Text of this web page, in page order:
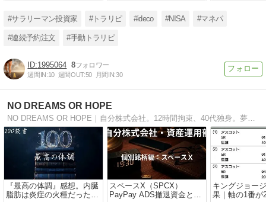
#サラリーマン投資家 #トラリピ #ideco #NISA #マネパ
#連続予約注文 #手動トラリピ
1995064 8
週間IN:10 週間OUT:50 月間IN:30
NO DREAMS OR HOPE
『最高の体調』感想。内臓
脂肪は炎症の火種だった｜
スペースX（SPCX）
PayPay ADS撤退資金とポ
キングジョー
果｜軸の1番が